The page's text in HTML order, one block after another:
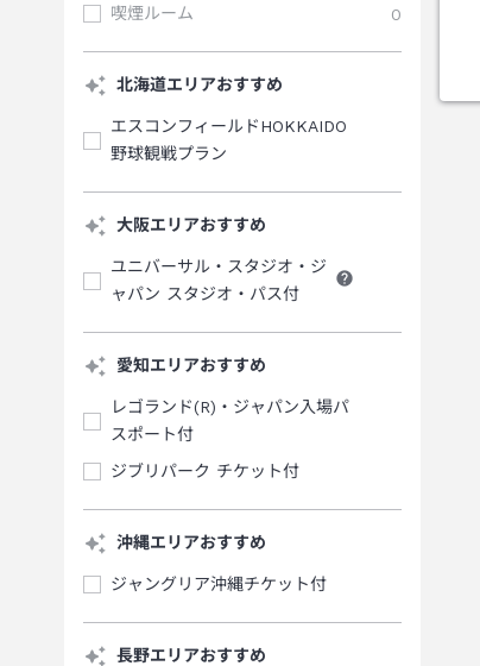
喫煙ルーム
0
北海道エリアおすすめ
エスコンフィールドHOKKAIDO
野球観戦プラン
大阪エリアおすすめ
ユニバーサル・スタジオ・ジ
ャパン スタジオ・パス付
愛知エリアおすすめ
レゴランド(R)・ジャパン入場パ
スポート付
ジブリパーク チケット付
沖縄エリアおすすめ
ジャングリア沖縄チケット付
長野エリアおすすめ